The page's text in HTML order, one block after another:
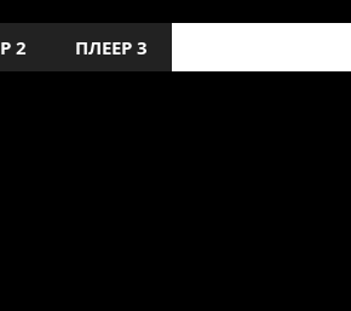
2 ПЛЕЕР 3